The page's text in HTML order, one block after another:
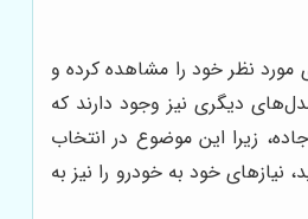
مورد نظر خود را مشاهده کرده و
دیگری نیز وجود دارند که
زیرا این موضوع در انتخاب
خود به خودرو را نیز به